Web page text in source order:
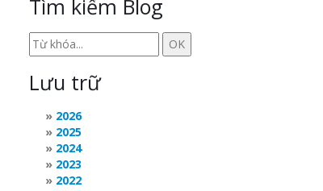
Tìm kiếm Blog
Lưu trữ
2026
2025
2024
2023
2022